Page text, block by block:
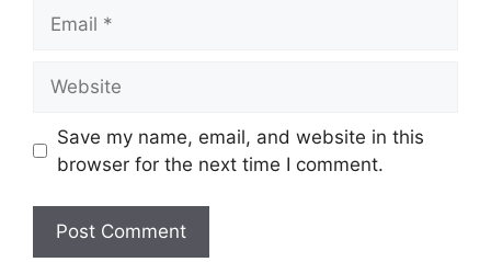
Save my name, email, and website in this
browser for the next time I comment.